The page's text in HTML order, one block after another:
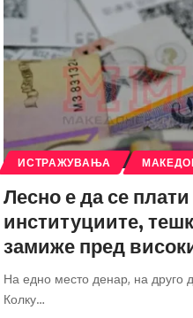
ИСТРАЖУВАЊА
Лесно е да се
институциите,
замиже пред
На едно место денар, на друго
Колку…